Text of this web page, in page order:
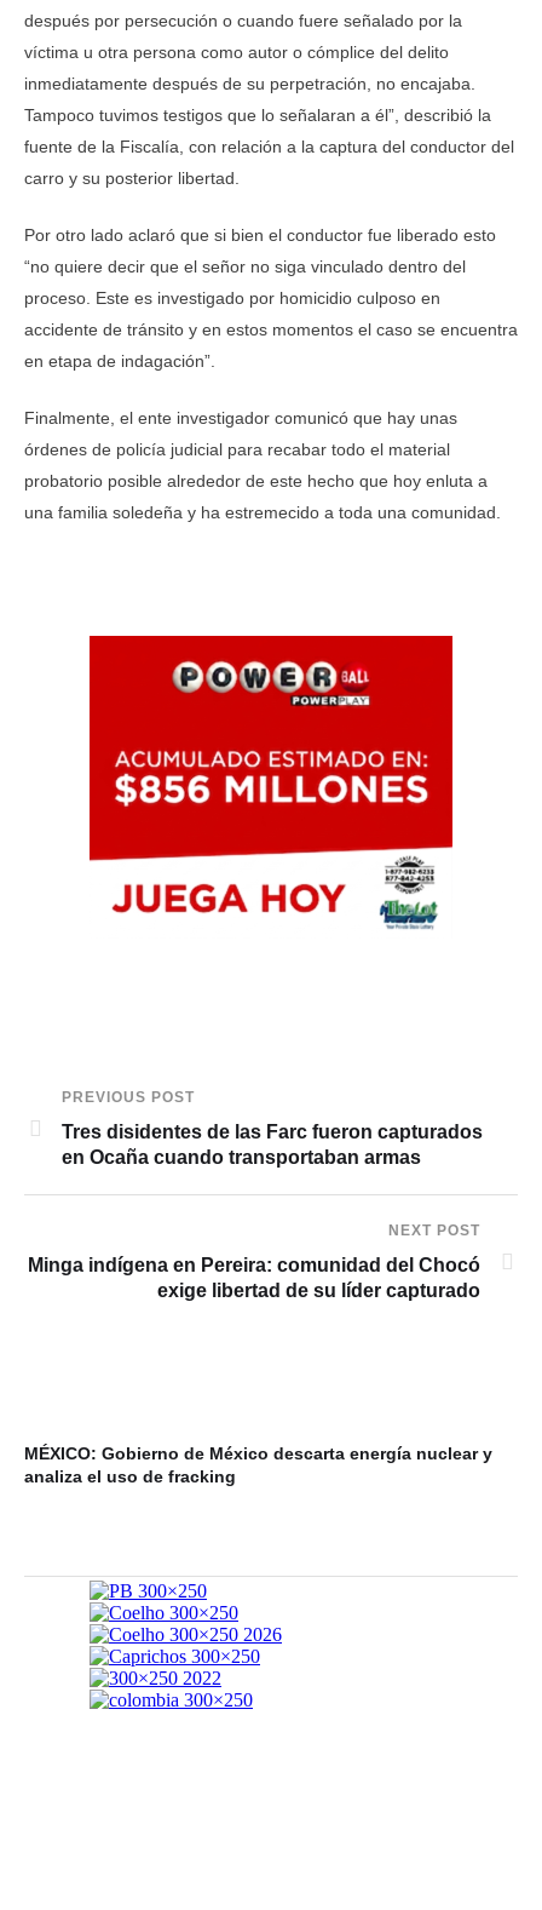
después por persecución o cuando fuere señalado por la
víctima u otra persona como autor o cómplice del delito
inmediatamente después de su perpetración, no encajaba.
Tampoco tuvimos testigos que lo señalaran a él”, describió la
fuente de la Fiscalía, con relación a la captura del conductor del
carro y su posterior libertad.
Por otro lado aclaró que si bien el conductor fue liberado esto
“no quiere decir que el señor no siga vinculado dentro del
proceso. Este es investigado por homicidio culposo en
accidente de tránsito y en estos momentos el caso se encuentra
en etapa de indagación”.
Finalmente, el ente investigador comunicó que hay unas
órdenes de policía judicial para recabar todo el material
probatorio posible alrededor de este hecho que hoy enluta a
una familia soledeña y ha estremecido a toda una comunidad.
PREVIOUS POST
Tres disidentes de las Farc fueron capturados
en Ocaña cuando transportaban armas
NEXT POST
Minga indígena en Pereira: comunidad del Chocó
exige libertad de su líder capturado
MÉXICO: Gobierno de México descarta energía nuclear y
analiza el uso de fracking